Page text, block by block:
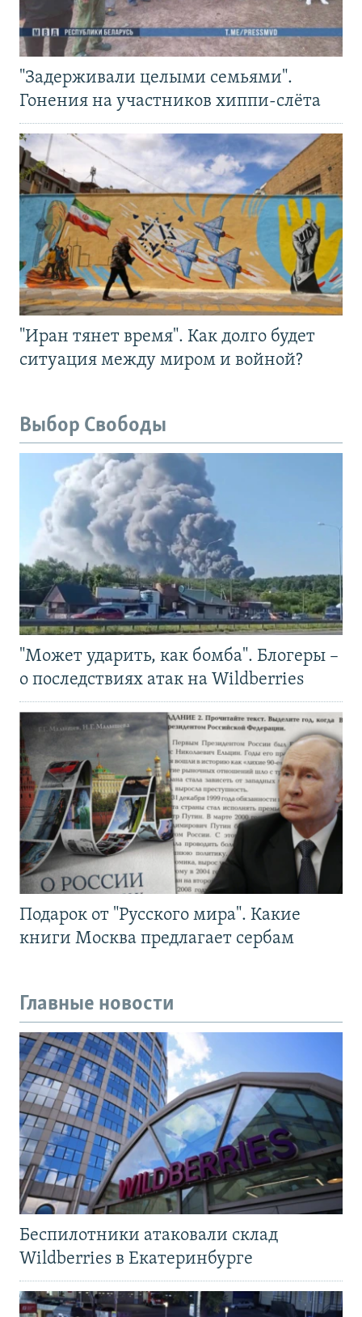
"Задерживали целыми семьями".
Гонения на участников хиппи-слёта
"Иран тянет время". Как долго будет
ситуация между миром и войной?
Выбор Свободы
"Может ударить, как бомба". Блогеры –
о последствиях атак на Wildberries
Подарок от "Русского мира". Какие
книги Москва предлагает сербам
Главные новости
Беспилотники атаковали склад
Wildberries в Екатеринбурге